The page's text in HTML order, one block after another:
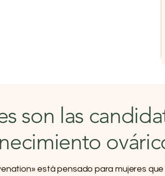
son las
está pensado para mujeres